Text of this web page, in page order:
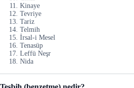
Kinaye
Tevriye
Tariz
Telmih
İrsal-i Mesel
Tenasüp
Leffü Neşr
Nida